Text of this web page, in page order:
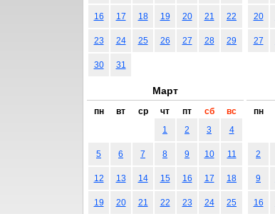
16 17 18 19 20 21 22
23 24 25 26 27 28 29
30 31
20
27
Март
пн вт ср чт пт сб
вс
1
2 3 4
5 6 7 8 9 10 11
12 13 14 15 16 17 18
19 20 21 22 23 24 25
пн
2
9
16